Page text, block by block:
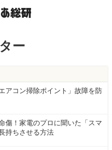
ー
アコン掃除ポイント」故障を防
傷！家電のプロに聞いた「スマ
持ちさせる方法